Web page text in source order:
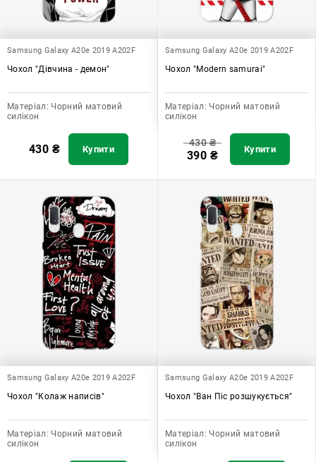
Samsung Galaxy A20e 2019 A202F
Чохол "Дівчина - демон"
Матеріал: Чорний матовий
силікон
430 ₴ Купити
Samsung Galaxy A20e 2019 A202F
Чохол "Modern samurai"
Матеріал: Чорний матовий
силікон
430₴
390 ₴ Купити
Samsung Galaxy A20e 2019 A202F
Чохол "Колаж написів"
Матеріал: Чорний матовий
силікон
Samsung Galaxy A20e 2019 A202F
Чохол "Ван Піс розшукується"
Матеріал: Чорний матовий
силікон